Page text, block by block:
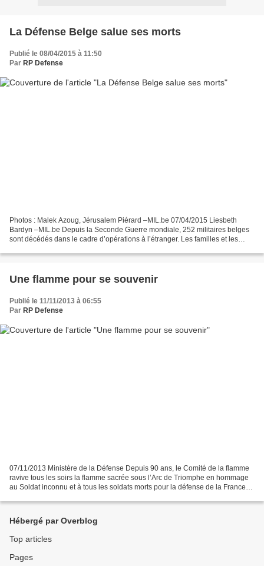
La Défense Belge salue ses morts
Publié le 08/04/2015 à 11:50
Par RP Defense
Photos : Malek Azoug, Jérusalem Piérard –MIL.be 07/04/2015 Liesbeth
Bardyn –MIL.be Depuis la Seconde Guerre mondiale, 252 militaires belges
sont décédés dans le cadre d’opérations à l’étranger. Les familles et les
Une flamme pour se souvenir
Publié le 11/11/2013 à 06:55
Par RP Defense
07/11/2013 Ministère de la Défense Depuis 90 ans, le Comité de la flamme
ravive tous les soirs la flamme sacrée sous l’Arc de Triomphe en hommage
au Soldat inconnu et à tous les soldats morts pour la défense de la France
Hébergé par Overblog
Top articles
Pages